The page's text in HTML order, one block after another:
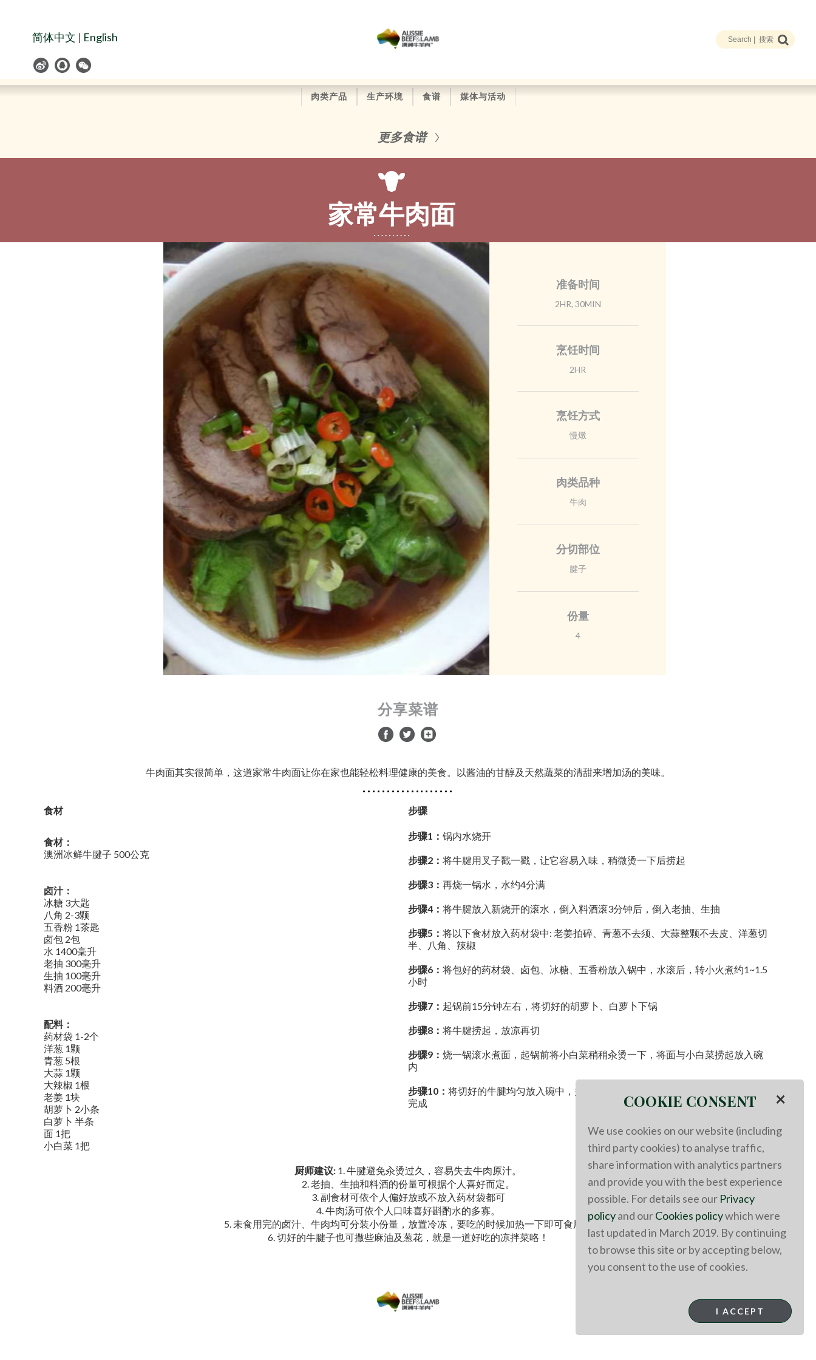
Navigation简体中文 | English
肉类产品 生产环境 食谱 媒体与活动
更多食谱
家常牛肉面
准备时间
2HR, 30MIN
烹饪时间
2HR
烹饪方式
慢燉
肉类品种
牛肉
分切部位
腱子
份量
4
分享菜谱
牛肉面其实很简单，这道家常牛肉面让你在家也能轻松料理健康的美食。以酱油的甘醇及天然蔬菜的清甜来增加汤的美味。
食材
食材：
澳洲冰鲜牛腱子 500公克
卤汁：
冰糖 3大匙
八角 2-3颗
五香粉 1茶匙
卤包 2包
水 1400毫升
老抽 300毫升
生抽 100毫升
料酒 200毫升
配料：
药材袋 1-2个
洋葱 1颗
青葱 5根
大蒜 1颗
大辣椒 1根
老姜 1块
胡萝卜 2小条
白萝卜 半条
面 1把
小白菜 1把
步骤
步骤1： 锅内水烧开
步骤2： 将牛腱用叉子戳一戳，让它容易入味，稍微烫一下后捞起
步骤3： 再烧一锅水，水约4分满
步骤4： 将牛腱放入新烧开的滚水，倒入料酒滚3分钟后，倒入老抽、生抽
步骤5： 将以下食材放入药材袋中: 老姜拍碎、青葱不去须、大蒜整颗不去皮、洋葱切
半、八角、辣椒
步骤6： 将包好的药材袋、卤包、冰糖、五香粉放入锅中，水滚后，转小火煮约1~1.5
小时
步骤7： 起锅前15分钟左右，将切好的胡萝卜、白萝卜下锅
步骤8： 将牛腱捞起，放凉再切
步骤9： 烧一锅滚水煮面，起锅前将小白菜稍稍汆烫一下，将面与小白菜捞起放入碗
内
步骤10： 将切好的牛腱均匀放入碗中，并将卤汁与水1:1比例混合，洒上葱花及辣椒即
完成
厨师建议: 1. 牛腱避免汆烫过久，容易失去牛肉原汁。
2. 老抽、生抽和料酒的份量可根据个人喜好而定。
3. 副食材可依个人偏好放或不放入药材袋都可
4. 牛肉汤可依个人口味喜好斟酌水的多寡。
5. 未食用完的卤汁、牛肉均可分装小份量，放置冷冻，要吃的时候加热一下即可食用。
6. 切好的牛腱子也可撒些麻油及葱花，就是一道好吃的凉拌菜咯！
COOKIE CONSENT ×
We use cookies on our website (including
third party cookies) to analyse traffic,
share information with analytics partners
and provide you with the best experience
possible. For details see our Privacy
policyand ourCookies policywhich were
last updated in March 2019. By continuing
to browse this site or by accepting below,
you consent to the use of cookies.
I ACCEPT